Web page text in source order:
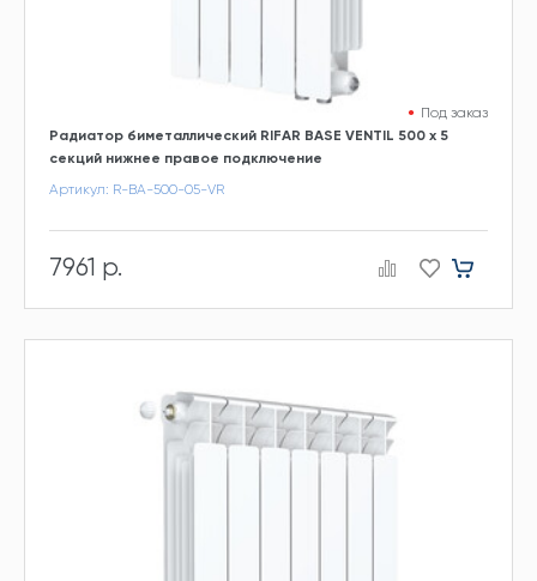
Под заказ
Радиатор биметаллический RIFAR BASE VENTIL 500 х 5
секций нижнее правое подключение
Артикул: R-BA-500-05-VR
7961 р.